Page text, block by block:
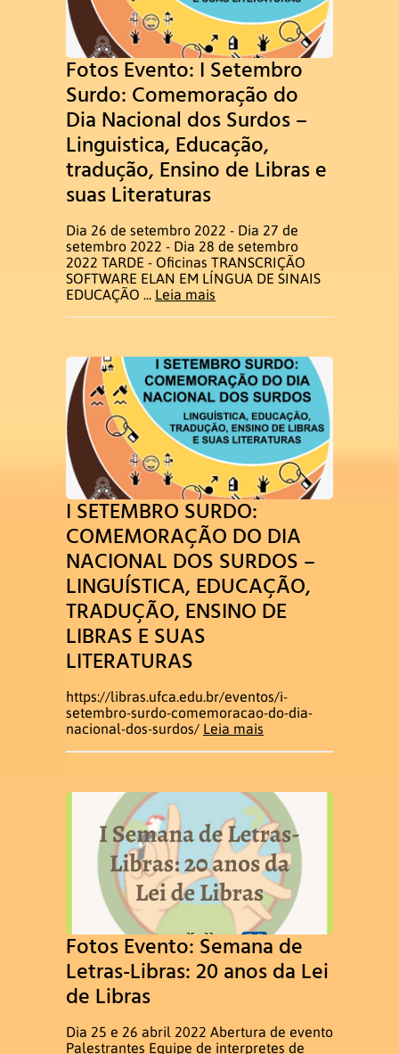
Fotos Evento: I Setembro
Surdo: Comemoração do
Dia Nacional dos Surdos –
Linguistica, Educação,
tradução, Ensino de Libras e
suas Literaturas
Dia 26 de setembro 2022 - Dia 27 de
setembro 2022 - Dia 28 de setembro
2022 TARDE - Oficinas TRANSCRIÇÃO
SOFTWARE ELAN EM LÍNGUA DE SINAIS
EDUCAÇÃO ... Leia mais
I SETEMBRO SURDO:
COMEMORAÇÃO DO DIA
NACIONAL DOS SURDOS –
LINGUÍSTICA, EDUCAÇÃO,
TRADUÇÃO, ENSINO DE
LIBRAS E SUAS
LITERATURAS
https://libras.ufca.edu.br/eventos/i-
setembro-surdo-comemoracao-do-dia-
nacional-dos-surdos/ Leia mais
Fotos Evento: Semana de
Letras-Libras: 20 anos da Lei
de Libras
Dia 25 e 26 abril 2022 Abertura de evento
Palestrantes Equipe de interpretes de